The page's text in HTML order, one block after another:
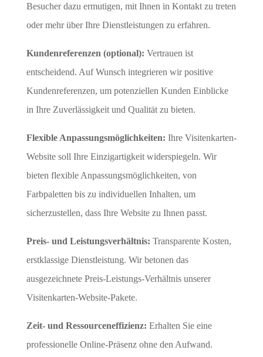
Besucher dazu ermutigen, mit Ihnen in Kontakt zu treten
oder mehr über Ihre Dienstleistungen zu erfahren.
Kundenreferenzen (optional): Vertrauen ist
entscheidend. Auf Wunsch integrieren wir positive
Kundenreferenzen, um potenziellen Kunden Einblicke
in Ihre Zuverlässigkeit und Qualität zu bieten.
Flexible Anpassungsmöglichkeiten: Ihre Visitenkarten-
Website soll Ihre Einzigartigkeit widerspiegeln. Wir
bieten flexible Anpassungsmöglichkeiten, von
Farbpaletten bis zu individuellen Inhalten, um
sicherzustellen, dass Ihre Website zu Ihnen passt.
Preis- und Leistungsverhältnis: Transparente Kosten,
erstklassige Dienstleistung. Wir betonen das
ausgezeichnete Preis-Leistungs-Verhältnis unserer
Visitenkarten-Website-Pakete.
Zeit- und Ressourceneffizienz: Erhalten Sie eine
professionelle Online-Präsenz ohne den Aufwand.